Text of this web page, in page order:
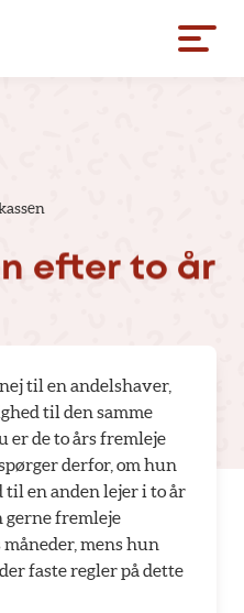
efter to år
til en andelshaver,
til den samme
er de to års fremleje
derfor, om hun
til en anden lejer i to år
fremleje
mens hun
faste regler på dette